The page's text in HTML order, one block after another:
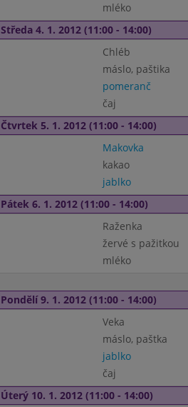
mléko
Středa 4. 1. 2012 (11:00 - 14:00)
Chléb
máslo, paštika
pomeranč
čaj
Čtvrtek 5. 1. 2012 (11:00 - 14:00)
Makovka
kakao
jablko
Pátek 6. 1. 2012 (11:00 - 14:00)
Raženka
žervé s pažitkou
mléko
Pondělí 9. 1. 2012 (11:00 - 14:00)
Veka
máslo, paštka
jablko
čaj
Úterý 10. 1. 2012 (11:00 - 14:00)